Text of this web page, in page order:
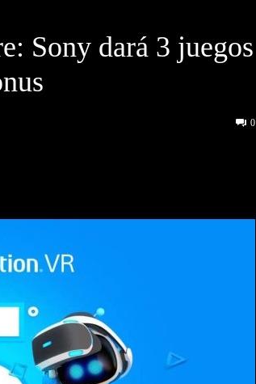
Sony dará 3 juegos
0